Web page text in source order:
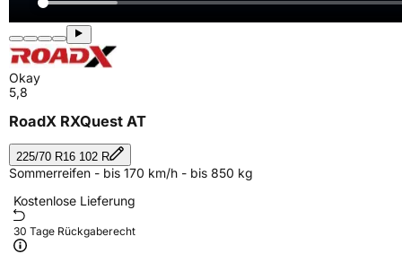
Okay
5,8
RoadX RXQuest AT
225/70 R16 102 R
Sommerreifen - bis 170 km/h - bis 850 kg
Kostenlose Lieferung
30 Tage Rückgaberecht